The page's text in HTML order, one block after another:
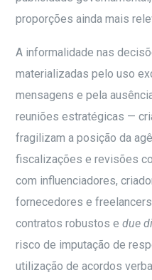
proporções ainda mais
A informalidade nas
materializadas pelo uso
mensagens e pela
reuniões estratégicas —
fragilizam a posição da
fiscalizações e revisões
com influenciadores,
fornecedores e
contratos robustos edue
risco de imputação de
utilização de acordos